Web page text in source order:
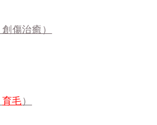
傷治癒）
育毛）